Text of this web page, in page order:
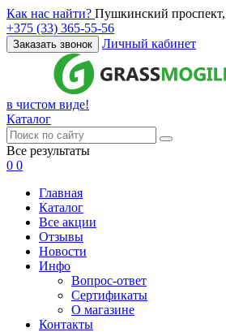
Как нас найти? Пушкинский
+375 (33) 365-55-56
Заказать звонок Личный кабинет
в чистом виде!
Каталог
Все результаты
0 0
Главная
Каталог
Все акции
Отзывы
Новости
Инфо
Вопрос-ответ
Сертификаты
О магазине
Контакты